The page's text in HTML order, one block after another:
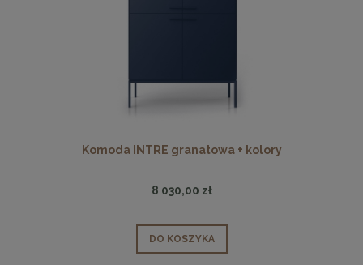
Komoda INTRE granatowa + kolory
8 030,00 zł
DO KOSZYKA